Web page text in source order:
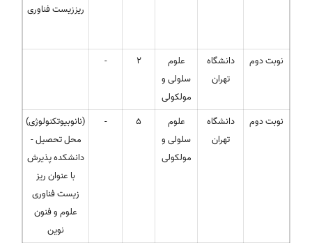
ریززیست فناوری
نوبت دوم
دانشگاه
تهران
علوم
سلولی و
مولکولی
2
-
نوبت دوم
دانشگاه
تهران
علوم
سلولی و
مولکولی
5
-
(نانوبیوتکنولوژی)
- محل تحصیل
دانشکده پذیرش
با عنوان ریز
زیست فناوری
علوم و فنون
نوین